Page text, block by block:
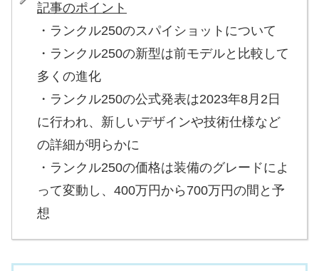
記事のポイント
・ランクル250のスパイショットについて
・ランクル250の新型は前モデルと比較して
多くの進化
・ランクル250の公式発表は2023年8月2日
に行われ、新しいデザインや技術仕様など
の詳細が明らかに
・ランクル250の価格は装備のグレードによ
って変動し、400万円から700万円の間と予
想